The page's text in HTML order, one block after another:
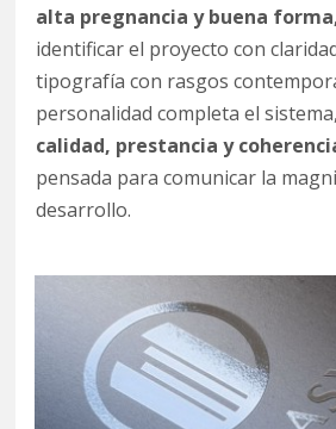
alta pregnancia y buena
identificar el proyecto con
tipografía con rasgos
personalidad completa el
calidad, prestancia y
pensada para comunicar la
desarrollo.